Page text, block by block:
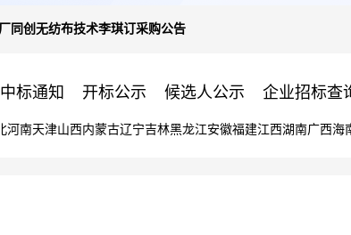
同创无纺布技术李琪订采购公告
中标通知 开标公示 候选人公示 企业招标查
河南天津山西内蒙古辽宁吉林黑龙江安徽福建江西湖南广西海